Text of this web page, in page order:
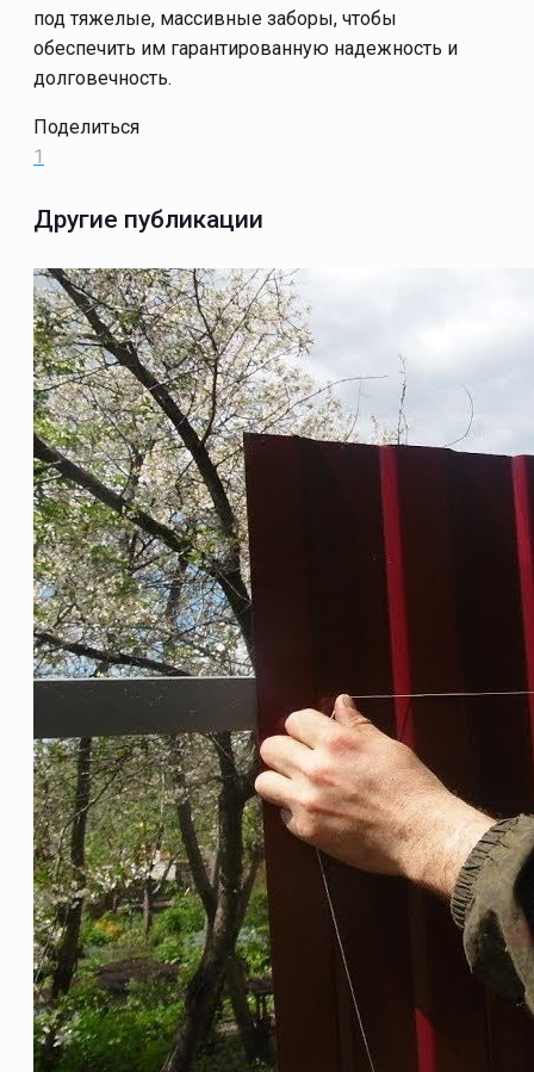
под тяжелые, массивные заборы, чтобы
обеспечить им гарантированную надежность и
долговечность.
Поделиться
1
Другие публикации